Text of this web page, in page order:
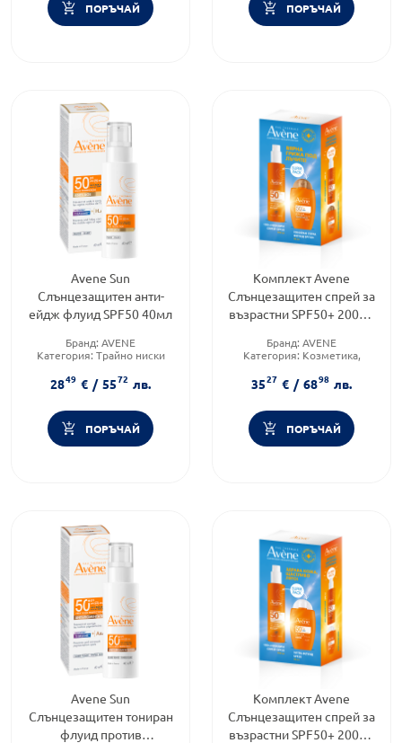
ПОРЪЧАЙ ПОРЪЧАЙ
Avene Sun
Слънцезащитен анти-
ейдж флуид SPF50 40мл
Бранд: AVENE
Категория: Трайно ниски
Продуктова линия:SUN
2849 € / 5572 лв.
ПОРЪЧАЙ
Комплект Avene
Слънцезащитен спрей за
възрастни SPF50+ 200мл
SPF50+ 50мл
Бранд: AVENE
Категория: Козметика,
Форма на продукта:
комплект
3527 € / 6898 лв.
ПОРЪЧАЙ
Avene Sun
Слънцезащитен тониран
флуид против
Комплект Avene
Слънцезащитен спрей за
възрастни SPF50+ 200мл